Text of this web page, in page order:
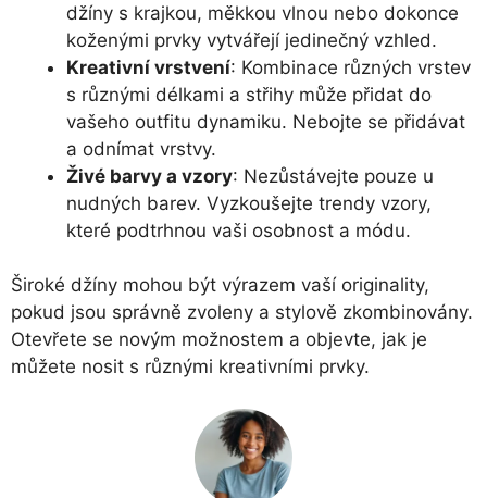
džíny s krajkou, měkkou vlnou nebo dokonce
koženými prvky vytvářejí jedinečný vzhled.
Kreativní vrstvení: Kombinace různých vrstev
s různými délkami a střihy může přidat do
vašeho outfitu dynamiku. Nebojte se přidávat
a odnímat vrstvy.
Živé barvy a vzory: Nezůstávejte pouze u
nudných barev. Vyzkoušejte trendy vzory,
které podtrhnou vaši osobnost a módu.
Široké džíny mohou být výrazem vaší originality,
pokud jsou správně zvoleny a stylově zkombinovány.
Otevřete se novým možnostem a objevte, jak je
můžete nosit s různými kreativními prvky.